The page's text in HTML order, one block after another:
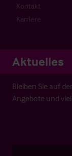
Kontakt
Karriere
Aktuelles
Bleiben Sie auf
Angebote und